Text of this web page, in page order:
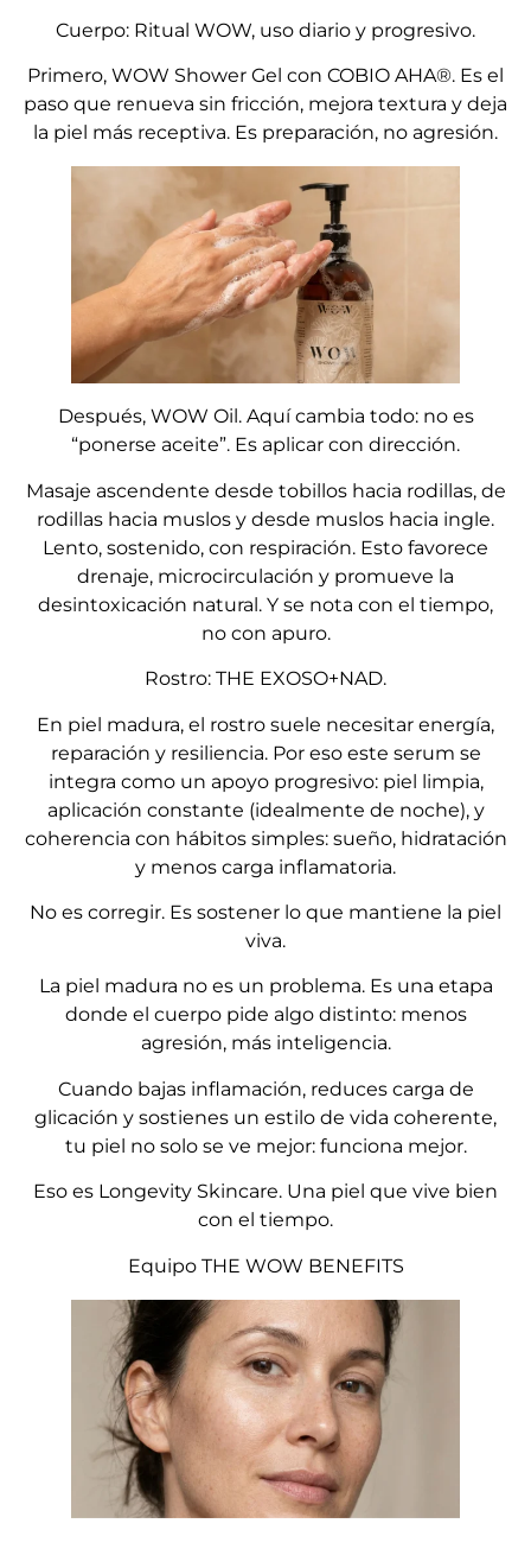
Cuerpo: Ritual WOW, uso diario y progresivo.
Primero, WOW Shower Gel con COBIO AHA®. Es el
paso que renueva sin fricción, mejora textura y deja
la piel más receptiva. Es preparación, no agresión.
Después, WOW Oil. Aquí cambia todo: no es
“ponerse aceite”. Es aplicar con dirección.
Masaje ascendente desde tobillos hacia rodillas, de
rodillas hacia muslos y desde muslos hacia ingle.
Lento, sostenido, con respiración. Esto favorece
drenaje, microcirculación y promueve la
desintoxicación natural. Y se nota con el tiempo,
no con apuro.
Rostro: THE EXOSO+NAD.
En piel madura, el rostro suele necesitar energía,
reparación y resiliencia. Por eso este serum se
integra como un apoyo progresivo: piel limpia,
aplicación constante (idealmente de noche), y
coherencia con hábitos simples: sueño, hidratación
y menos carga inflamatoria.
No es corregir. Es sostener lo que mantiene la piel
viva.
La piel madura no es un problema. Es una etapa
donde el cuerpo pide algo distinto: menos
agresión, más inteligencia.
Cuando bajas inflamación, reduces carga de
glicación y sostienes un estilo de vida coherente,
tu piel no solo se ve mejor: funciona mejor.
Eso es Longevity Skincare. Una piel que vive bien
con el tiempo.
Equipo THE WOW BENEFITS